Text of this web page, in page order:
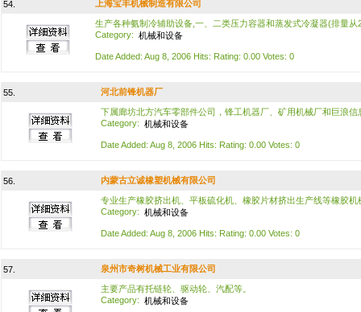
54. 上海宝丰机械制造有限公司
生产各种氨制冷辅助设备,一、二类压力容器和蒸发式冷凝器(排量
Category: 机械和设备
Date Added: Aug 8, 2006 Hits: Rating: 0.00 Votes: 0
55. 河北前锋机器厂
下属廊坊北方汽车零部件公司，锋工机器厂、矿用机械厂和巨浪信
Category: 机械和设备
Date Added: Aug 8, 2006 Hits: Rating: 0.00 Votes: 0
56. 内蒙古立诚橡塑机械有限公司
专业生产橡胶挤出机、平板硫化机、橡胶片材挤出生产线等橡胶机
Category: 机械和设备
Date Added: Aug 8, 2006 Hits: Rating: 0.00 Votes: 0
57. 泉州市奇树机械工业有限公司
主要产品有托链轮、驱动轮、汽配等。
Category: 机械和设备